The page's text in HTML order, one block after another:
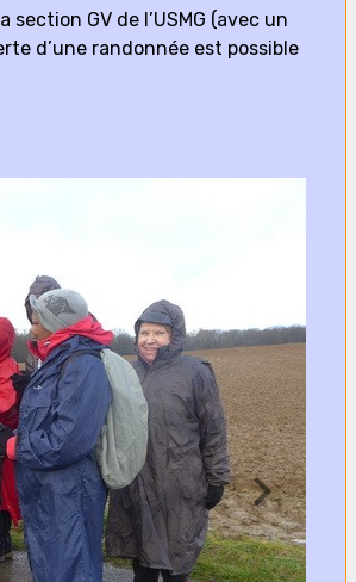
GV de l’USMG (avec un
d’une randonnée est possible